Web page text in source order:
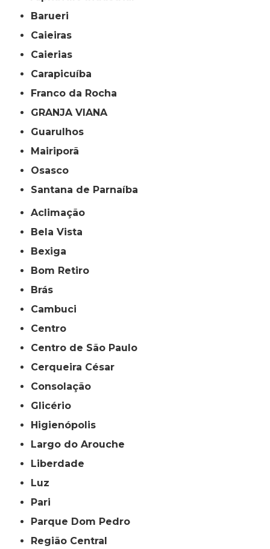
Barueri
Caieiras
Caierias
Carapicuíba
Franco da Rocha
GRANJA VIANA
Guarulhos
Mairiporã
Osasco
Santana de Parnaíba
Aclimação
Bela Vista
Bexiga
Bom Retiro
Brás
Cambuci
Centro
Centro de São Paulo
Cerqueira César
Consolação
Glicério
Higienópolis
Largo do Arouche
Liberdade
Luz
Pari
Parque Dom Pedro
Região Central